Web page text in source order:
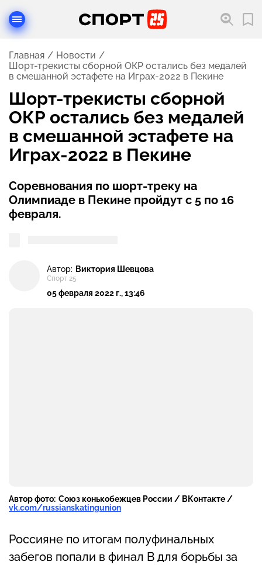
Главная
Новости
Шорт-трекисты сборной ОКР остались без медалей
в смешанной эстафете на Играх-2022 в Пекине
Шорт-трекисты сборной
ОКР остались без медалей
в смешанной эстафете на
Играх-2022 в Пекине
Соревнования по шорт-треку на
Олимпиаде в Пекине пройдут с 5 по 16
февраля.
Автор: Виктория Шевцова
Спорт 25
05 февраля 2022 г., 13:46
Автор фото: Союз конькобежцев России / ВКонтакте /
vk.com/russianskatingunion
Россияне по итогам полуфинальных
забегов попали в финал В для борьбы за